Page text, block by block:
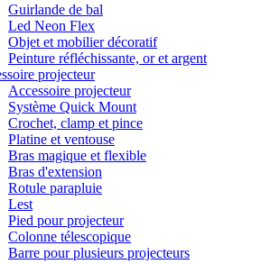
Guirlande de bal
Led Neon Flex
Objet et mobilier décoratif
Peinture réfléchissante, or et argent
projecteur
Accessoire projecteur
Système Quick Mount
Crochet, clamp et pince
Platine et ventouse
Bras magique et flexible
Bras d'extension
Rotule parapluie
Lest
Pied pour projecteur
Colonne télescopique
Barre pour plusieurs projecteurs